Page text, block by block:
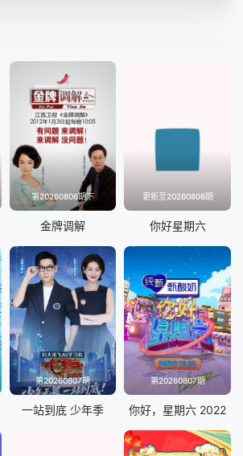
第20260806期下
金牌调解
更新至20260808期
你好星期六
第20260807期
一站到底 少年季
第20260807期
你好，星期六 2022